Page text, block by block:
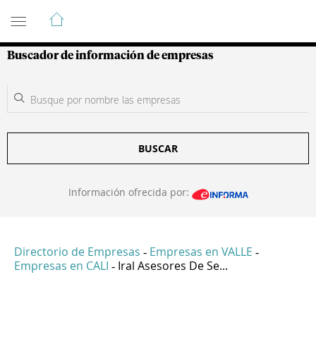
Guía de Empresas Colombianas
Buscador de información de empresas
BUSCAR
Información ofrecida por:
Directorio de Empresas - Empresas en VALLE -
Empresas en CALI - Iral Asesores De Se...